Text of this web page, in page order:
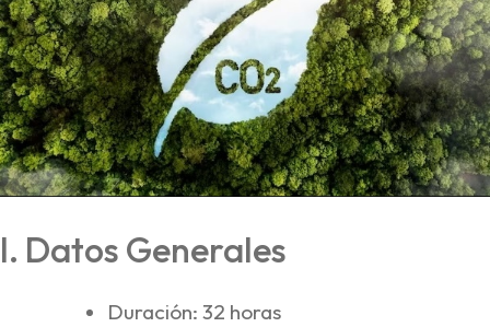
I. Datos Generales
Duración: 32 horas